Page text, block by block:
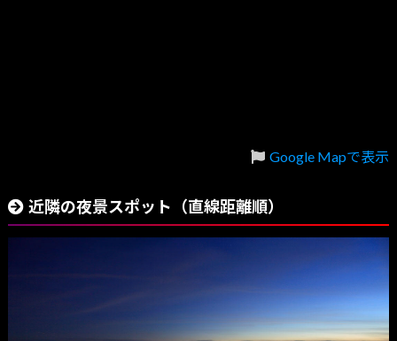
Google Mapで表示
近隣の夜景スポット（直線距離順）